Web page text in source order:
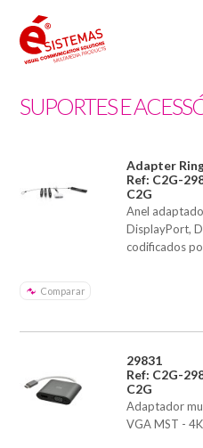
SUPORTES E
Adapter
Ref: C2G-
C2G
Anel
DisplayPort,
codificados
Comparar
29831
Ref: C2G-
C2G
Adaptador
VGA MST -